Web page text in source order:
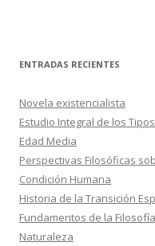
ENTRADAS RECIENTES
Novela existencialista
Estudio Integral de los
Edad Media
Perspectivas Filosóficas
Condición Humana
Historia de la Transición
Fundamentos de la
Naturaleza